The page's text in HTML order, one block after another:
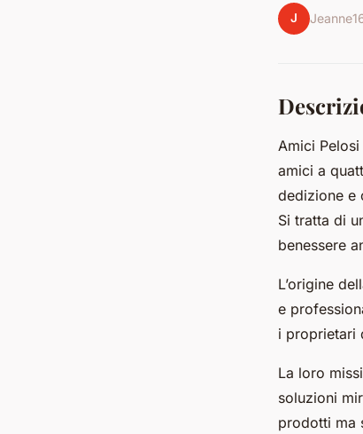
J Jeanne
Amici
amici a
dedizione e
Si tratta di
benessere
L’origine
e
i proprietari
La loro
soluzioni
prodotti ma